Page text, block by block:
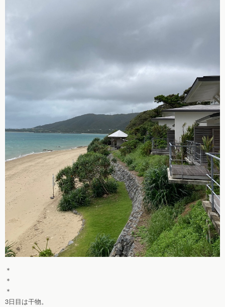
＊
＊
＊
3日目は干物。